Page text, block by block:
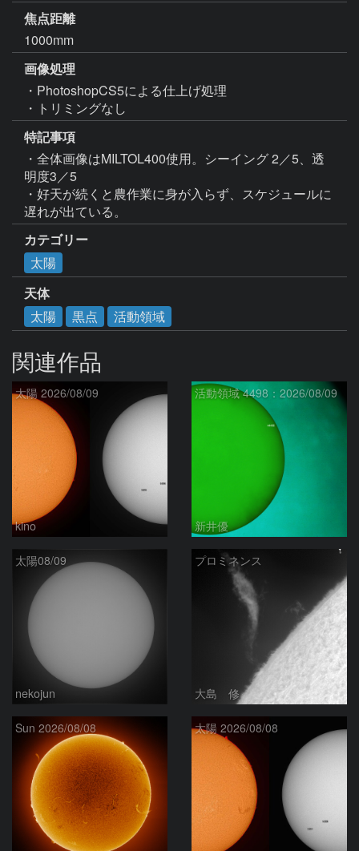
焦点距離
1000mm
画像処理
・PhotoshopCS5による仕上げ処理
・トリミングなし
特記事項
・全体画像はMILTOL400使用。シーイング 2／5、透
明度3／5
・好天が続くと農作業に身が入らず、スケジュールに
遅れが出ている。
カテゴリー
太陽
天体
太陽
黒点 活動領域
関連作品
太陽 2026/08/09
kino
活動領域 4498：2026/08/09
新井優
太陽08/09
nekojun
プロミネンス
大島 修
Sun 2026/08/08 太陽 2026/08/08